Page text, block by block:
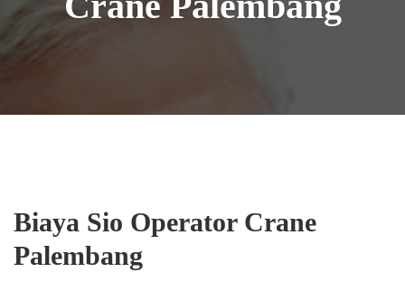
Biaya Sio Operator Crane
Palembang